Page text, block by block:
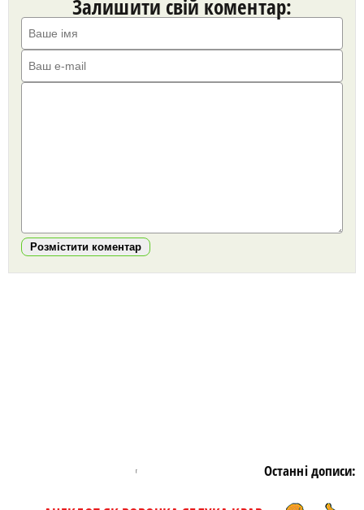
Залишити свій коментар:
Розмістити коментар
Останні дописи: